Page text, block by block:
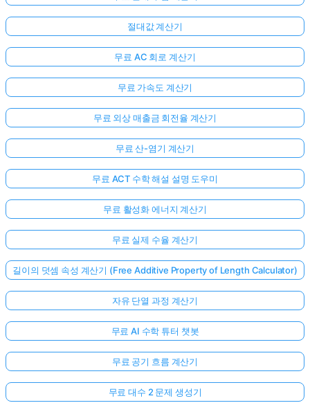
아
직
질
절대값 계산기
무료 AC 회로 계산기
무료 가속도 계산기
무료 외상 매출금 회전율 계산기
무료 산-염기 계산기
무료 ACT 수학 해설 설명 도우미
무료 활성화 에너지 계산기
무료 실제 수율 계산기
길이의 덧셈 속성 계산기 (Free Additive Property of Length Calculator)
자유 단열 과정 계산기
무료 AI 수학 튜터 챗봇
무료 공기 흐름 계산기
무료 대수 2 문제 생성기